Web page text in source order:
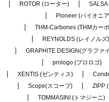
ROTOR (ローター)
SALSA
Pioneer (パイオニ
THM-Carbones (THMカー
REYNOLDS (レイノルズ)
GRAPHITE DESIGN(グラファ
prologo (プロロゴ)
XENTIS (ゼンティス)
Scope(スコープ)
ZIPP
TOMMASINI (トマジーニ)